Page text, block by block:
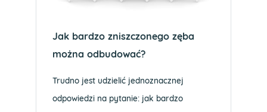
Jak bardzo zniszczonego zęba
można odbudować?
Trudno jest udzielić jednoznacznej
odpowiedzi na pytanie: jak bardzo